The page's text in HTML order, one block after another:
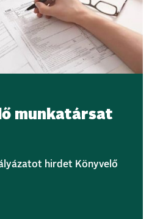
munkatársat
hirdet Könyvelő